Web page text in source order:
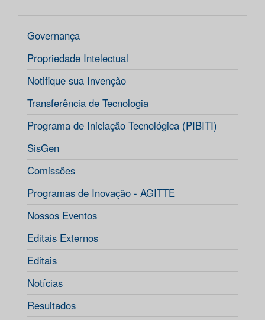
Governança
Propriedade Intelectual
Notifique sua Invenção
Transferência de Tecnologia
Programa de Iniciação Tecnológica (PIBITI)
SisGen
Comissões
Programas de Inovação - AGITTE
Nossos Eventos
Editais Externos
Editais
Notícias
Resultados